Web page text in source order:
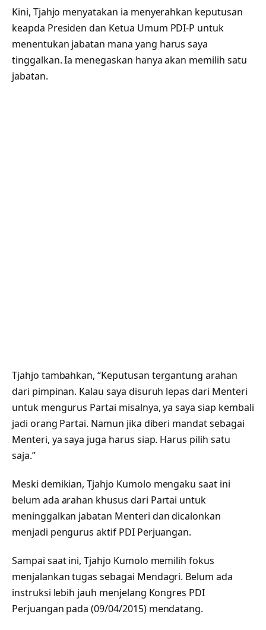
Kini, Tjahjo menyatakan ia menyerahkan keputusan
keapda Presiden dan Ketua Umum PDI-P untuk
menentukan jabatan mana yang harus saya
tinggalkan. Ia menegaskan hanya akan memilih satu
jabatan.
Tjahjo tambahkan, “Keputusan tergantung arahan
dari pimpinan. Kalau saya disuruh lepas dari Menteri
untuk mengurus Partai misalnya, ya saya siap kembali
jadi orang Partai. Namun jika diberi mandat sebagai
Menteri, ya saya juga harus siap. Harus pilih satu
saja.”
Meski demikian, Tjahjo Kumolo mengaku saat ini
belum ada arahan khusus dari Partai untuk
meninggalkan jabatan Menteri dan dicalonkan
menjadi pengurus aktif PDI Perjuangan.
Sampai saat ini, Tjahjo Kumolo memilih fokus
menjalankan tugas sebagai Mendagri. Belum ada
instruksi lebih jauh menjelang Kongres PDI
Perjuangan pada (09/04/2015) mendatang.